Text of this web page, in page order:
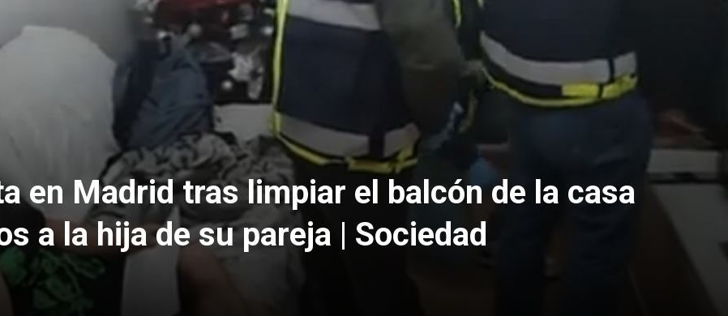
en Madrid tras limpiar el balcón de la casa
a la hija de su pareja | Sociedad